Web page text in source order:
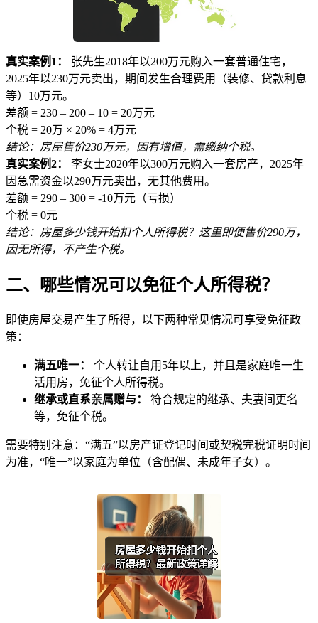
真实案例1：
张先生2018年以200万元购入一套普通住宅，
2025年以230万元卖出，期间发生合理费用（装修、贷款利息
等）10万元。
差额 = 230 – 200 – 10 = 20万元
个税 = 20万 × 20% = 4万元
结论：房屋售价230万元，因有增值，需缴纳个税。
真实案例2：
李女士2020年以300万元购入一套房产，2025年
因急需资金以290万元卖出，无其他费用。
差额 = 290 – 300 = -10万元（亏损）
个税 = 0元
结论：房屋多少钱开始扣个人所得税？这里即便售价290万，
因无所得，不产生个税。
二、哪些情况可以免征个人所得税？
即使房屋交易产生了所得，以下两种常见情况可享受免征政
策：
满五唯一：
个人转让自用5年以上，并且是家庭唯一生
活用房，免征个人所得税。
继承或直系亲属赠与：
符合规定的继承、夫妻间更名
等，免征个税。
需要特别注意：“满五”以房产证登记时间或契税完税证明时间
为准，“唯一”以家庭为单位（含配偶、未成年子女）。